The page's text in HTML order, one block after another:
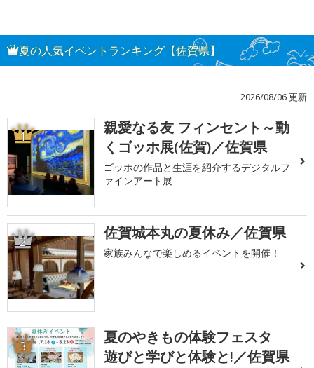
夏の人気イベントランキング【佐賀県】
2026/08/06 更新
1
親愛なる友 フィンセント～動
くゴッホ展(佐賀)／佐賀県
ゴッホの作品と生涯を紹介するデジタルフ
ァインアート展
2 佐賀城本丸の夏休み／佐賀県
家族みんなで楽しめるイベントを開催！
3
夏のやきもの体験フェスタ
遊びと学びと体験と!／佐賀県